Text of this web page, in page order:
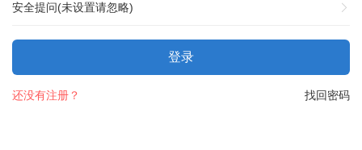
安全提问(未设置请忽略)
登录
找回密码
还没有注册？